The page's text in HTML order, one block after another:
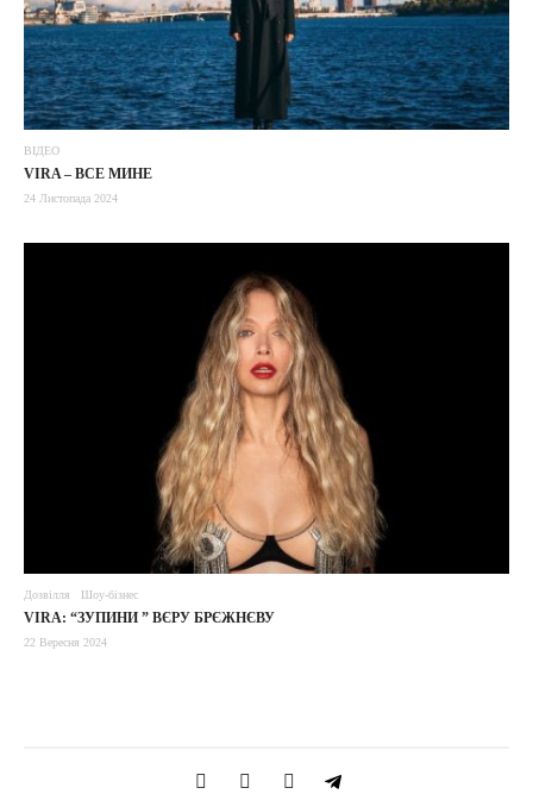
ВІДЕО
VIRA – ВСЕ МИНЕ
24 Листопада 2024
Дозвілля Шоу-бізнес
VIRA: “ЗУПИНИ ” ВЄРУ БРЄЖНЄВУ
22 Вересня 2024